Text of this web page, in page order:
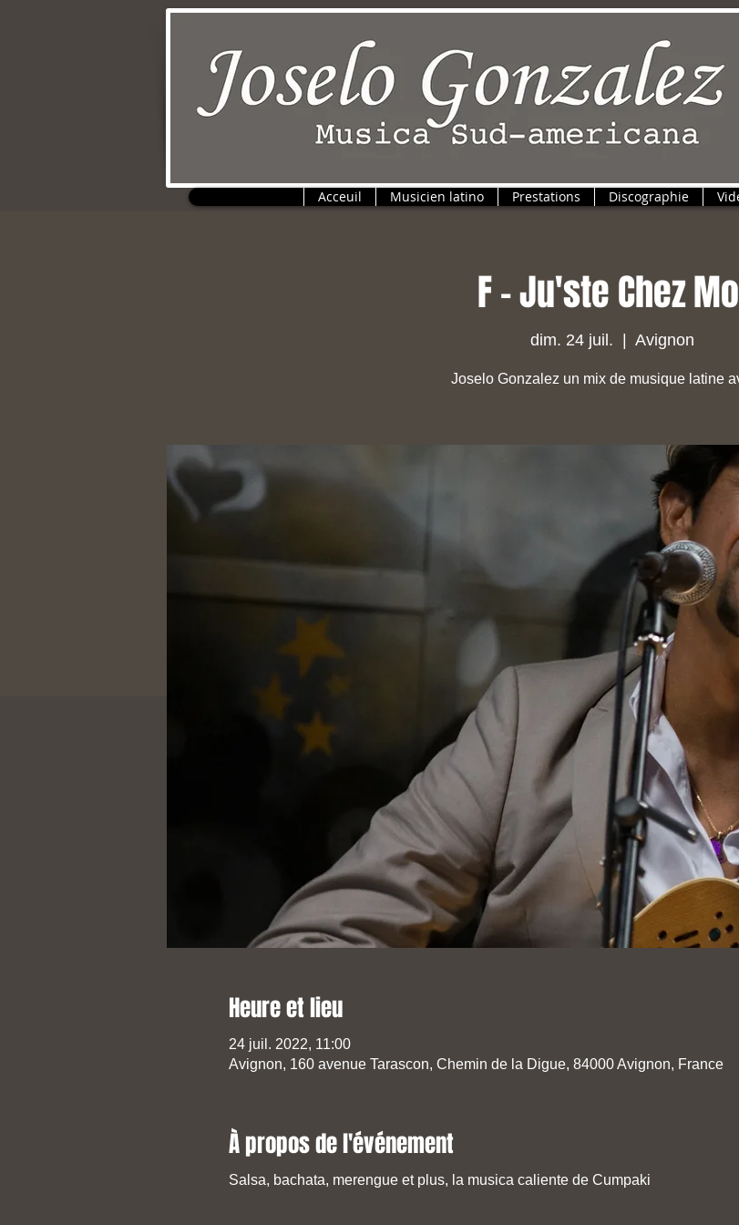
Acceuil Musicien latino Prestations Discographie
F - Ju'ste Chez
dim. 24 juil. Avignon
Joselo Gonzalez un mix de musique latine
Heure et lieu
24 juil. 2022, 11:00
Avignon, 160 avenue Tarascon, Chemin de la Digue, 84000 Avignon, France
À propos de l'événement
Salsa, bachata, merengue et plus, la musica caliente de Cumpaki